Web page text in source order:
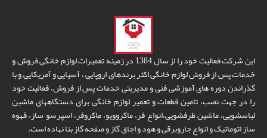
این شرکت فعالیت خود را از سال 1384 در زمینه تعمیرات لوازم خانگی فروش و
خدمات پس از فروش لوازم خانگی اکثر برندهای اروپایی ، آسیایی و آمریکایی و با
گذراندن دوره های آموزشی فنی و مدیریتی خدمات پس از فروش، فعالیت خود
را در جهت نصب، تامین قطعات و تعمیر لوازم خانگی برای دستگاههای ماشین
لباسشویی، ماشین ظرفشویی،انواع فر، ماکروویو، ماکروفر، اسپرسو ساز، قهوه
ساز اتوماتیک و انواع جاروبرقی و هود و اجاق گاز و صفحه گاز بنا نهاده است.